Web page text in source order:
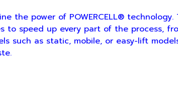
power of POWERCELL® technology.
to speed up every part of the process,
such as static, mobile, or easy-lift